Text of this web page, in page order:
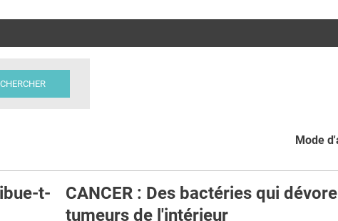
Mode
t-
CANCER : Des bactéries qui
tumeurs de l'intérieur